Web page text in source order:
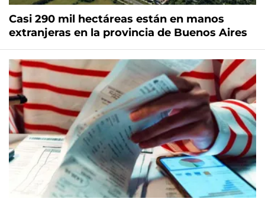
Casi 290 mil hectáreas están en manos
extranjeras en la provincia de Buenos Aires